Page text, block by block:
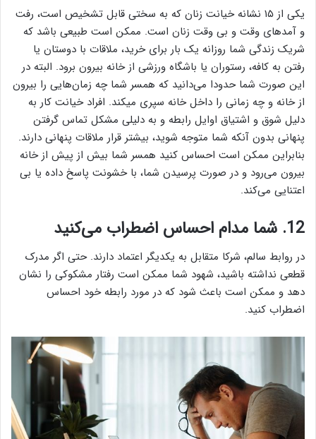
یکی از ۱۵ نشانه خیانت زنان که به سختی قابل تشخیص است، رفت
و آمدهای وقت و بی وقت زنان است. ممکن است طبیعی باشد که
شریک زندگی شما روزانه یک بار برای خرید، ملاقات با دوستان یا
رفتن به کافه، رستوران یا باشگاه ورزشی از خانه بیرون برود. البته در
این صورت شما حدودا می‌دانید که همسر شما چه زمان‌هایی را بیرون
از خانه و چه زمانی را داخل خانه سپری میکند. افراد خیانت کار به
دلیل شوق و اشتیاق اوایل رابطه و به دلیلی مشکل تماس گرفتن
پنهانی بدون آنکه شما متوجه شوید، بیشتر قرار ملاقات پنهانی دارند.
بنابراین ممکن است احساس کنید همسر شما بیش از پیش از خانه
بیرون می‌رود و در صورت پرسیدن شما، با خشونت پاسخ داده یا بی
اعتنایی می‌کند.
12. شما مدام احساس اضطراب می‌کنید
در روابط سالم، شرکا متقابل به یکدیگر اعتماد دارند. حتی اگر مدرک
قطعی نداشته باشید، شهود شما ممکن است رفتار مشکوکی را نشان
دهد و ممکن است باعث شود که در مورد رابطه خود احساس
اضطراب کنید.